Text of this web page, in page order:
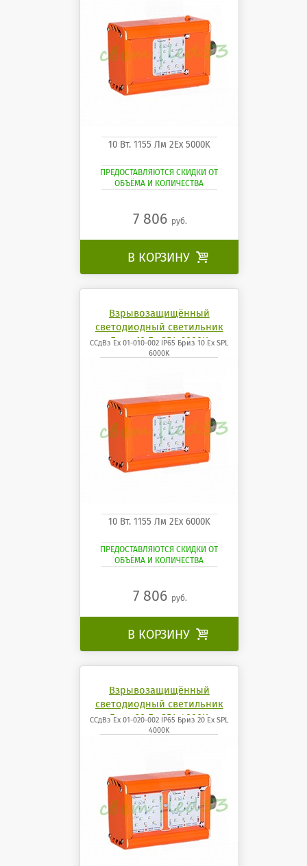
10 Вт. 1155 Лм 2Ех 5000K
ПРЕДОСТАВЛЯЮТСЯ СКИДКИ ОТ
ОБЪЁМА И КОЛИЧЕСТВА
7 806 руб.
В КОРЗИНУ 
Взрывозащищённый
светодиодный светильник
Бриз 10 Ех SPL 6000K
ССдВз Ех 01-010-002 IP65 Бриз 10 Ех SPL
6000K
10 Вт. 1155 Лм 2Ех 6000K
ПРЕДОСТАВЛЯЮТСЯ СКИДКИ ОТ
ОБЪЁМА И КОЛИЧЕСТВА
7 806 руб.
В КОРЗИНУ 
Взрывозащищённый
светодиодный светильник
Бриз 20 Ех SPL 4000K
ССдВз Ех 01-020-002 IP65 Бриз 20 Ех SPL
4000K